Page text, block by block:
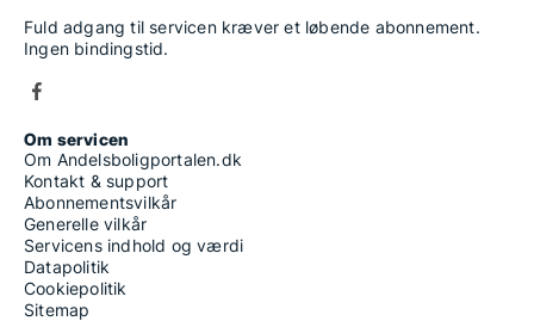
Fuld adgang til servicen kræver et løbende abonnement.
Ingen bindingstid.
Om servicen
Om Andelsboligportalen.dk
Kontakt & support
Abonnementsvilkår
Generelle vilkår
Servicens indhold og værdi
Datapolitik
Cookiepolitik
Sitemap